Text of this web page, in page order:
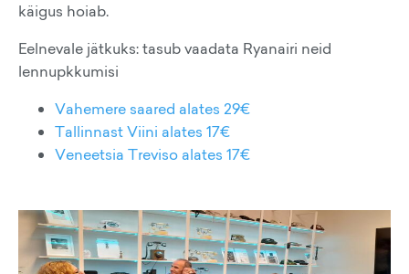
käigus hoiab.
Eelnevale jätkuks: tasub vaadata Ryanairi neid
lennupkkumisi
Vahemere saared alates 29€
Tallinnast Viini alates 17€
Veneetsia Treviso alates 17€